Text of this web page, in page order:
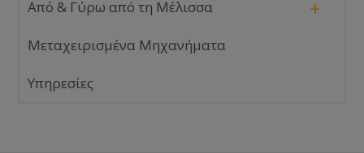
Από & Γύρω από τη Μέλισσα +
Μεταχειρισμένα Μηχανήματα
Υπηρεσίες